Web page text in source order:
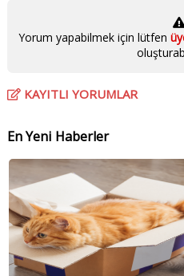
Yorum yapabilmek için lütfen
KAYITLI YORUMLAR
En Yeni Haberler